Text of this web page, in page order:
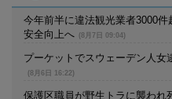
今年前半に違法観光業者3000
安全向上へ
(8月7日 09:04)
プーケットでスウェーデン人
(8月6日 16:22)
保護区職員が野生トラに襲わ